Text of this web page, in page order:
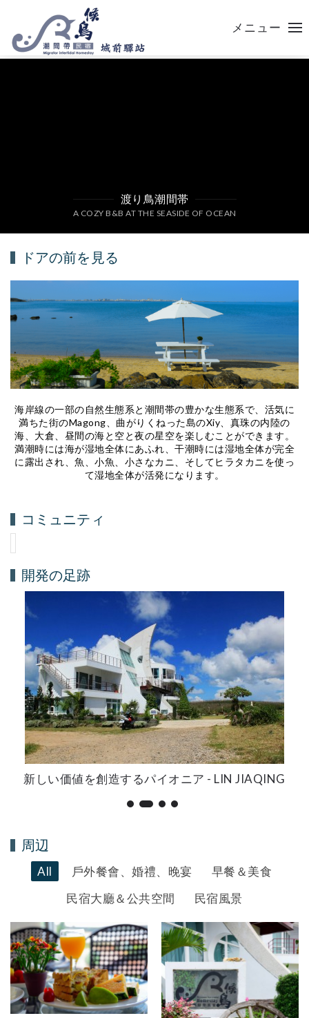
メニュー
渡り鳥潮間帯
A COZY B&B AT THE SEASIDE OF OCEAN
ドアの前を見る
海岸線の一部の自然生態系と潮間帯の豊かな生態系で、活気に
満ちた街のMagong、曲がりくねった島のXiy、真珠の内陸の
海、大倉、昼間の海と空と夜の星空を楽しむことができます。
満潮時には海が湿地全体にあふれ、干潮時には湿地全体が完全
に露出され、魚、小魚、小さなカニ、そしてヒラタカニを使っ
て湿地全体が活発になります。
コミュニティ
開発の足跡
新しい価値を創造するパイオニア - LIN JIAQING
周辺
All 戶外餐會、婚禮、晚宴
早餐＆美食
民宿大廳＆公共空間
民宿風景